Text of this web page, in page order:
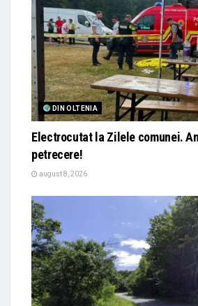
DIN OLTENIA
Electrocutat la Zilele comunei.
petrecere!
august 8, 2026